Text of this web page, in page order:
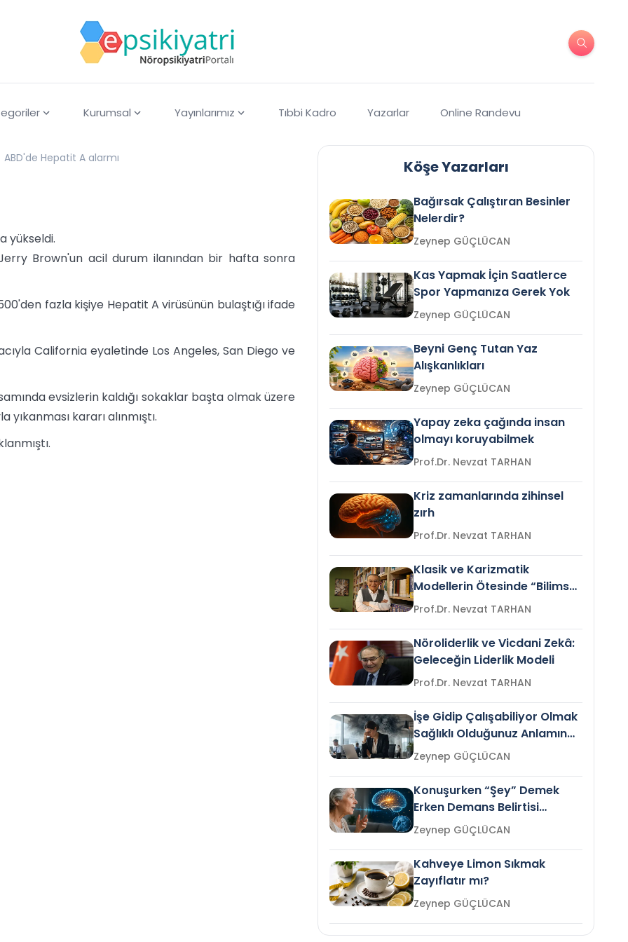
Kurumsal Yayınlarımız Tıbbi Kadro Yazarlar Online Randevu
ABD'de Hepatit A alarmı
yükseldi.
Brown'un acil durum ilanından bir hafta sonra
fazla kişiye Hepatit A virüsünün bulaştığı ifade
California eyaletinde Los Angeles, San Diego ve
evsizlerin kaldığı sokaklar başta olmak üzere
kararı alınmıştı.
Köşe Yazarları
Bağırsak Çalıştıran Besinler
Nelerdir?
Zeynep GÜÇLÜCAN
Kas Yapmak İçin Saatlerce
Spor Yapmanıza Gerek Yok
Zeynep GÜÇLÜCAN
Beyni Genç Tutan Yaz
Alışkanlıkları
Zeynep GÜÇLÜCAN
Yapay zeka çağında insan
olmayı koruyabilmek
Prof.Dr. Nevzat TARHAN
Kriz zamanlarında zihinsel
zırh
Prof.Dr. Nevzat TARHAN
Klasik ve Karizmatik
Modellerin Ötesinde “Bilimsel
Liderlik”
Prof.Dr. Nevzat TARHAN
Nöroliderlik ve Vicdani Zekâ:
Geleceğin Liderlik Modeli
Prof.Dr. Nevzat TARHAN
İşe Gidip Çalışabiliyor Olmak
Sağlıklı Olduğunuz Anlamına
Gelir mi?Zeynep GÜÇLÜCAN
Konuşurken “Şey” Demek
Erken Demans Belirtisi
Olabilir mi?Zeynep GÜÇLÜCAN
Kahveye Limon Sıkmak
Zayıflatır mı?
Zeynep GÜÇLÜCAN